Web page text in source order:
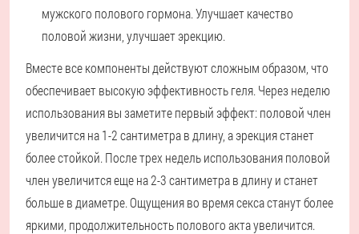
мужского полового гормона. Улучшает качество
половой жизни, улучшает эрекцию.
Вместе все компоненты действуют сложным образом, что
обеспечивает высокую эффективность геля. Через неделю
использования вы заметите первый эффект: половой член
увеличится на 1-2 сантиметра в длину, а эрекция станет
более стойкой. После трех недель использования половой
член увеличится еще на 2-3 сантиметра в длину и станет
больше в диаметре. Ощущения во время секса станут более
яркими, продолжительность полового акта увеличится.